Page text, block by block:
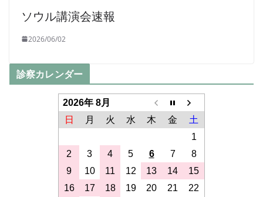
ソウル講演会速報
2026/06/02
診察カレンダー
2026年 8月
日
月 火 水 木 金
土
1
2
3 4 5 6 7
8
9
10 11 12 13 14
15
16
17 18 19 20 21
22